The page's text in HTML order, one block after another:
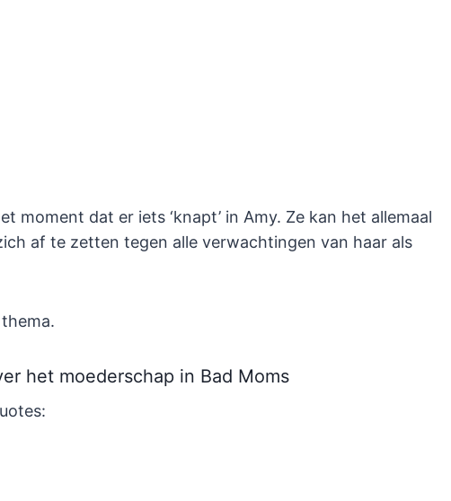
moment dat er iets ‘knapt’ in Amy. Ze kan het allemaal
af te zetten tegen alle verwachtingen van haar als
het moederschap in Bad Moms